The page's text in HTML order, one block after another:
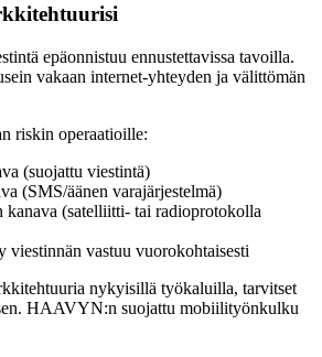
epäonnistuu ennustettavissa tavoilla.
vakaan internet-yhteyden ja välittömän
riskin operaatioille:
(suojattu viestintä)
(SMS/äänen varajärjestelmä)
kanava (satelliitti- tai radioprotokolla
viestinnän vastuu vuorokohtaisesti
nykyisillä työkaluilla, tarvitset
HAAVYN:n suojattu mobiilityönkulku